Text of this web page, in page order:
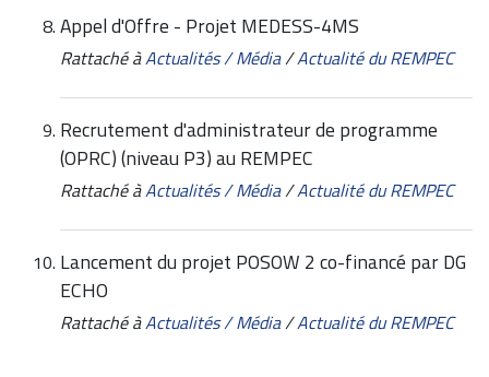
Appel d'Offre - Projet MEDESS-4MS
Rattaché àActualités / Média/Actualité du REMPEC
Recrutement d'administrateur de programme
(OPRC) (niveau P3) au REMPEC
Rattaché àActualités / Média/Actualité du REMPEC
Lancement du projet POSOW 2 co-financé par DG
ECHO
Rattaché àActualités / Média/Actualité du REMPEC